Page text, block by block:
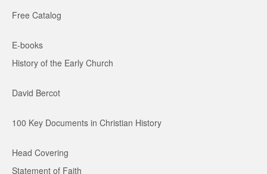
Free Catalog
E-books
History of the Early Church
David Bercot
100 Key Documents in Christian History
Head Covering
Statement of Faith